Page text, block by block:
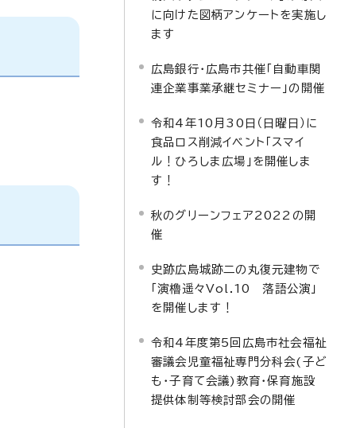
に向けた図柄アンケートを実施し
ます
広島銀行・広島市共催「自動車関
連企業事業承継セミナー」の開催
令和4年10月30日（日曜日）に
食品ロス削減イベント「スマイ
ル！ひろしま広場」を開催しま
す！
秋のグリーンフェア2022の開
催
史跡広島城跡二の丸復元建物で
「演櫓遥々Vol.10 落語公演」
を開催します！
令和4年度第5回広島市社会福祉
審議会児童福祉専門分科会(子ど
も・子育て会議)教育・保育施設
提供体制等検討部会の開催